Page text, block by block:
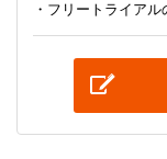
・フリートライアル